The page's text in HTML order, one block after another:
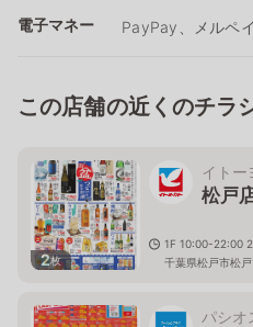
電子マネー PayPay、メルペ
この店舗の近くのチラ
2枚
イトー
松戸
1F 10:00-22:00
千葉県松戸市松
パシオ